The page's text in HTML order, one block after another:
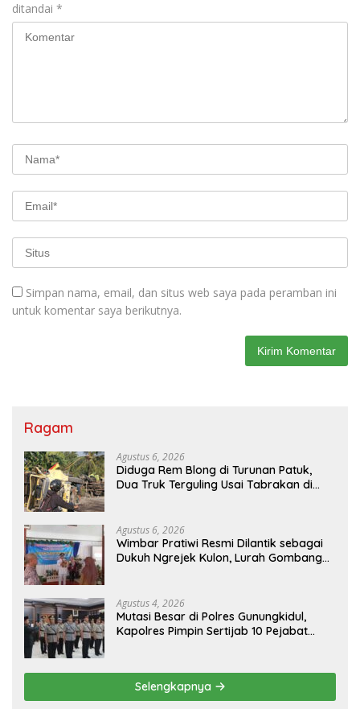
ditandai *
Simpan nama, email, dan situs web saya pada peramban ini
untuk komentar saya berikutnya.
Ragam
Agustus 6, 2026
Diduga Rem Blong di Turunan Patuk,
Dua Truk Terguling Usai Tabrakan di
Agustus 6, 2026
Wimbar Pratiwi Resmi Dilantik sebagai
Dukuh Ngrejek Kulon, Lurah Gombang
Agustus 4, 2026
Mutasi Besar di Polres Gunungkidul,
Kapolres Pimpin Sertijab 10 Pejabat
Selengkapnya